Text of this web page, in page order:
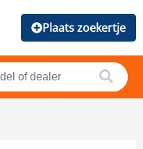
Plaats zoekertje